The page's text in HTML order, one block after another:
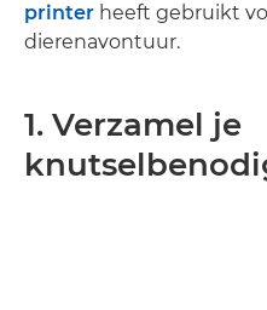
printer heeft gebruikt
dierenavontuur.
1. Verzamel je